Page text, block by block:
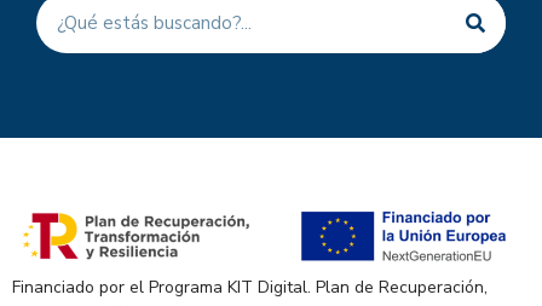
Financiado por el Programa KIT Digital. Plan de Recuperación,